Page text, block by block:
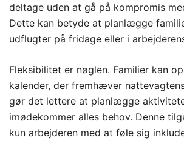
deltage uden at gå på kompromis
Dette kan betyde at planlægge
udflugter på fridage eller i
Fleksibilitet er nøglen. Familier kan
kalender, der fremhæver
gør det lettere at planlægge
imødekommer alles behov. Denne
kun arbejderen med at føle sig